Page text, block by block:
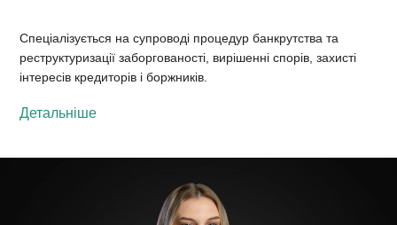
Спеціалізується на супроводі процедур банкрутства та
реструктуризації заборгованості, вирішенні спорів, захисті
інтересів кредиторів і боржників.
Детальніше